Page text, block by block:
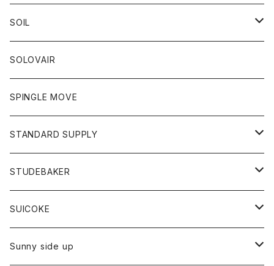
ボトム
ワンピース
トップス
Tシャツ
トレーナー
ボトム
ショートパンツ
スカート
レディース
スカート
Tシャツ
アクセサリー
バック
カーディガン
コート
グッズ
ネクタイ
グローブ
アクセサリー
トップス
カットソー
カーディガン
ボトム
ショートパンツ
パンツ
レディース
カットソー
カーディガン
ボトム
ジーンズ
チノパン
トップス
ポロシャツ
ベスト
靴
SOIL
靴
ワンピース
トップス
カットソー
ボトム
パンツ
オーバーオール
SOLOVAIR
SPINGLE MOVE
STANDARD SUPPLY
財布
バッグ
STUDEBAKER
アクセサリー
ブレスレット
SUICOKE
ブーツ
Sunny side up